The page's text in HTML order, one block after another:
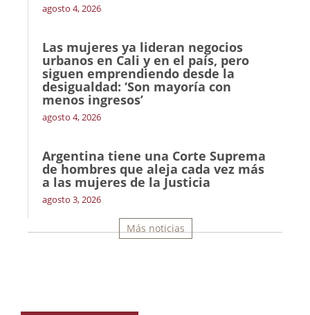
agosto 4, 2026
Las mujeres ya lideran negocios
urbanos en Cali y en el país, pero
siguen emprendiendo desde la
desigualdad: ‘Son mayoría con
menos ingresos’
agosto 4, 2026
Argentina tiene una Corte Suprema
de hombres que aleja cada vez más
a las mujeres de la Justicia
agosto 3, 2026
Más noticias